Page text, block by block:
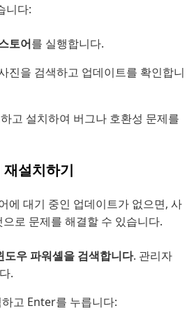
니다:
토어를 실행합니다.
진을 검색하고 업데이트를 확인합니
고 설치하여 버그나 호환성 문제를
설치하기
에 대기 중인 업데이트가 없으면, 사
로 문제를 해결할 수 있습니다.
도우 파워셸을 검색합니다. 관리자
.
고 Enter를 누릅니다: